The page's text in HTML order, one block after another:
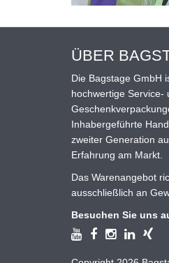
ÜBER
Die Bagstage GmbH
hochwertige Service-
Inhabergeführte
zweiter Generation
Erfahrung am Markt.
Das Warenangebot
ausschließlich an
Besuchen Sie uns